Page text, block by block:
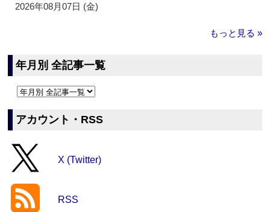
2026年08月07日 (金)
もっと見る »
年月別 全記事一覧
アカウント・RSS
X (Twitter)
RSS